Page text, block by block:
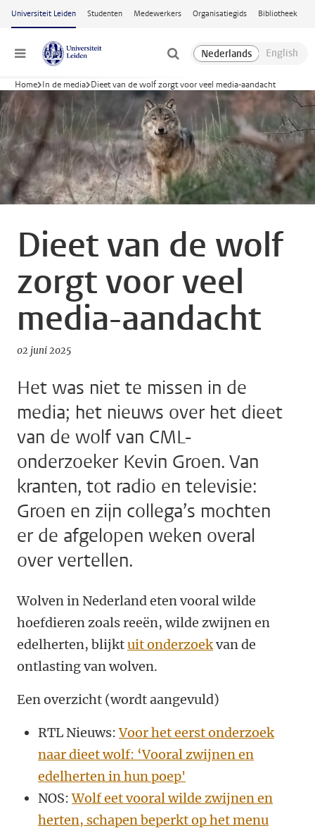
Ga naar hoofdinhoud
Universiteit Leiden Studenten Medewerkers Organisatiegids Bibliotheek
Menu
Home In de media Dieet van de wolf zorgt voor veel media-aandacht
Dieet van de wolf
zorgt voor veel
media-aandacht
02 juni 2025
Het was niet te missen in de
media; het nieuws over het dieet
van de wolf van CML-
onderzoeker Kevin Groen. Van
kranten, tot radio en televisie:
Groen en zijn collega’s mochten
er de afgelopen weken overal
over vertellen.
Wolven in Nederland eten vooral wilde
hoefdieren zoals reeën, wilde zwijnen en
edelherten, blijktuit onderzoekvan de
ontlasting van wolven.
Een overzicht (wordt aangevuld)
RTL Nieuws:Voor het eerst onderzoek
naar dieet wolf: ‘Vooral zwijnen en
edelherten in hun poep'
NOS:Wolf eet vooral wilde zwijnen en
herten, schapen beperkt op het menu